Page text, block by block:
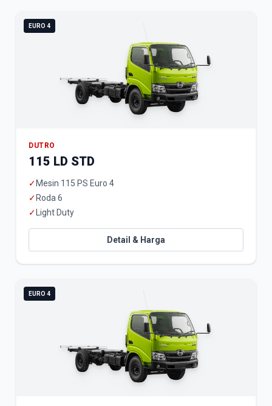
EURO 4
DUTRO
115 LD STD
✓ Mesin 115 PS Euro 4
✓ Roda 6
✓ Light Duty
Detail & Harga
EURO 4